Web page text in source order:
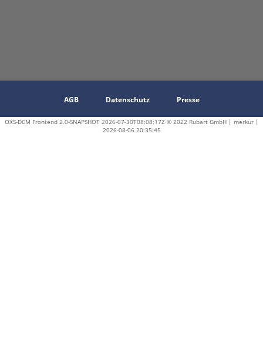
AGB Datenschutz Presse
OXS-DCM Frontend 2.0-SNAPSHOT 2026-07-30T08:08:17Z © 2022 Rubart GmbH | merkur |
2026-08-06 20:35:45